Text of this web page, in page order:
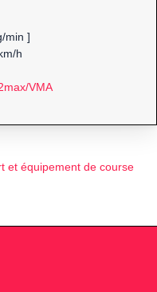
min ]
h
VMA